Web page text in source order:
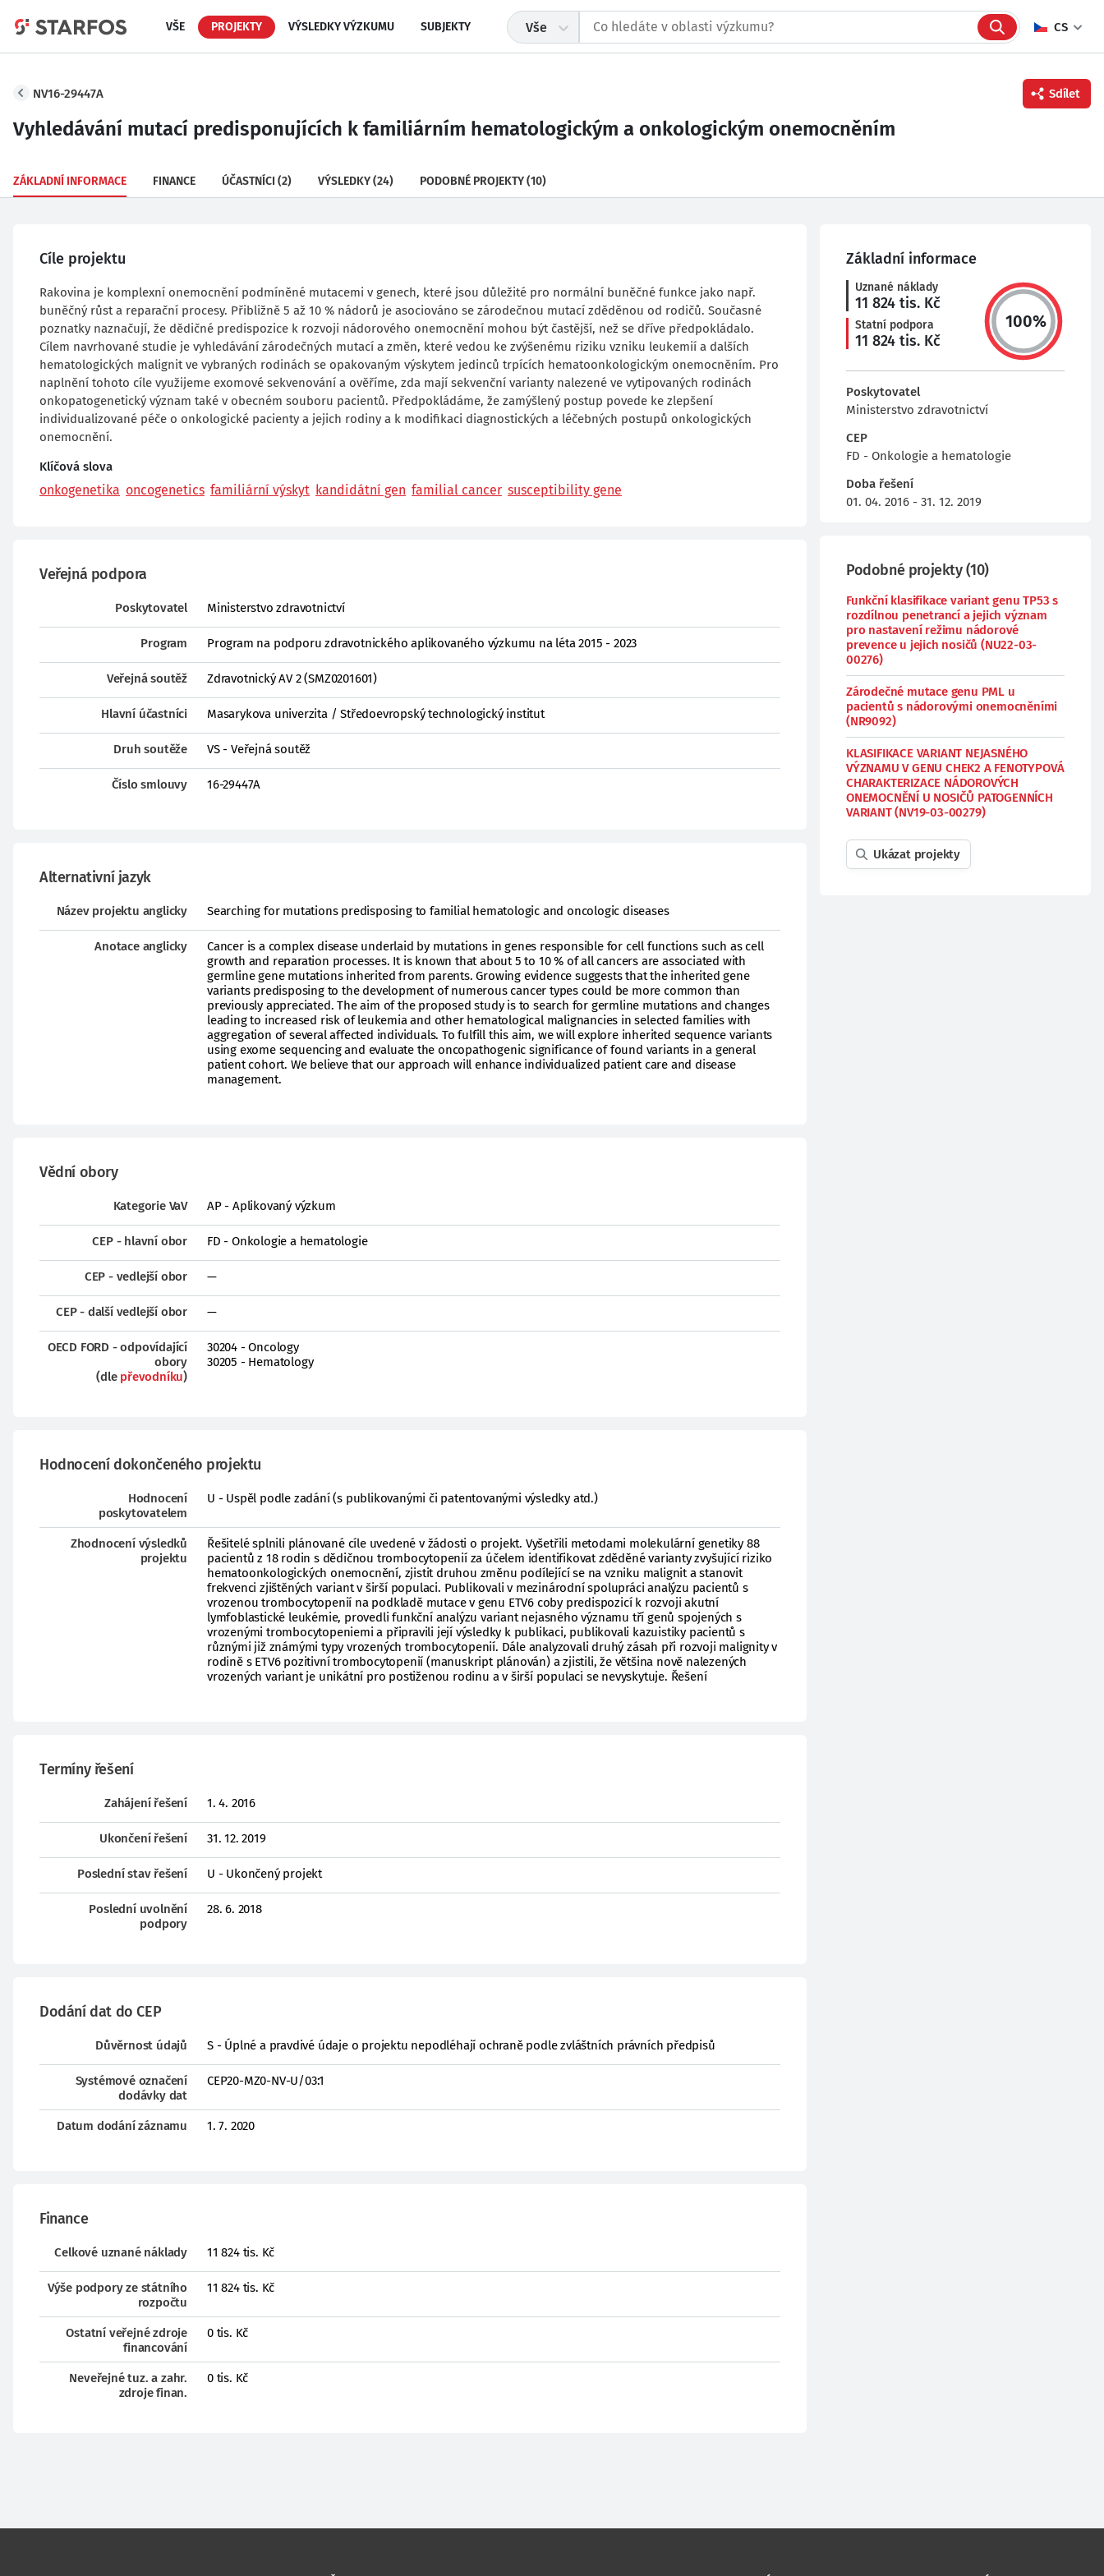
VŠE PROJEKTY VÝSLEDKY VÝZKUMU SUBJEKTY Vše CS
Twitter
NV16-29447A Sdílet
Vyhledávání mutací predisponujících k familiárním hematologickým a onkologickým onemocněním
ZÁKLADNÍ INFORMACE FINANCE ÚČASTNÍCI (2) VÝSLEDKY(24) PODOBNÉ PROJEKTY(10)
Cíle projektu
Rakovina je komplexní onemocnění podmíněné mutacemi v genech, které jsou důležité pro normální buněčné funkce jako např.
buněčný růst a reparační procesy. Přibližně 5 až 10 % nádorů je asociováno se zárodečnou mutací zděděnou od rodičů. Současné
poznatky naznačují, že dědičné predispozice k rozvoji nádorového onemocnění mohou být častější, než se dříve předpokládalo.
Cílem navrhované studie je vyhledávání zárodečných mutací a změn, které vedou ke zvýšenému riziku vzniku leukemií a dalších
hematologických malignit ve vybraných rodinách se opakovaným výskytem jedinců trpících hematoonkologickým onemocněním. Pro
naplnění tohoto cíle využijeme exomové sekvenování a ověříme, zda mají sekvenční varianty nalezené ve vytipovaných rodinách
onkopatogenetický význam také v obecném souboru pacientů. Předpokládáme, že zamýšlený postup povede ke zlepšení
individualizované péče o onkologické pacienty a jejich rodiny a k modifikaci diagnostických a léčebných postupů onkologických
onemocnění.
Klíčová slova
onkogenetika oncogenetics familiární výskyt kandidátní gen familial cancer susceptibility gene
Veřejná podpora
Poskytovatel Ministerstvo zdravotnictví
Program Program na podporu zdravotnického aplikovaného výzkumu na léta 2015 - 2023
Veřejná soutěž Zdravotnický AV 2 (SMZ0201601)
Hlavní účastníci Masarykova univerzita / Středoevropský technologický institut
Druh soutěže VS - Veřejná soutěž
Číslo smlouvy 16-29447A
Alternativní jazyk
Název projektu anglicky Searching for mutations predisposing to familial hematologic and oncologic diseases
Anotace anglicky
Cancer is a complex disease underlaid by mutations in genes responsible for cell functions such as cell
growth and reparation processes. It is known that about 5 to 10 % of all cancers are associated with
germline gene mutations inherited from parents. Growing evidence suggests that the inherited gene
variants predisposing to the development of numerous cancer types could be more common than
previously appreciated. The aim of the proposed study is to search for germline mutations and changes
leading to increased risk of leukemia and other hematological malignancies in selected families with
aggregation of several affected individuals. To fulfill this aim, we will explore inherited sequence variants
using exome sequencing and evaluate the oncopathogenic significance of found variants in a general
patient cohort. We believe that our approach will enhance individualized patient care and disease
management.
Vědní obory
Kategorie VaV AP - Aplikovaný výzkum
CEP - hlavní obor FD - Onkologie a hematologie
CEP - vedlejší obor —
CEP - další vedlejší obor —
OECD FORD - odpovídající
obory
(dle převodníku)
30204 - Oncology
30205 - Hematology
Hodnocení dokončeného projektu
Hodnocení
poskytovatelem
U - Uspěl podle zadání (s publikovanými či patentovanými výsledky atd.)
Zhodnocení výsledků
projektu
Řešitelé splnili plánované cíle uvedené v žádosti o projekt. Vyšetřili metodami molekulární genetiky 88
pacientů z 18 rodin s dědičnou trombocytopenií za účelem identifikovat zděděné varianty zvyšující riziko
hematoonkologických onemocnění, zjistit druhou změnu podílející se na vzniku malignit a stanovit
frekvenci zjištěných variant v širší populaci. Publikovali v mezinárodní spolupráci analýzu pacientů s
vrozenou trombocytopenií na podkladě mutace v genu ETV6 coby predispozicí k rozvoji akutní
lymfoblastické leukémie, provedli funkční analýzu variant nejasného významu tří genů spojených s
vrozenými trombocytopeniemi a připravili její výsledky k publikaci, publikovali kazuistiky pacientů s
různými již známými typy vrozených trombocytopenií. Dále analyzovali druhý zásah při rozvoji malignity v
rodině s ETV6 pozitivní trombocytopenií (manuskript plánován) a zjistili, že většina nově nalezených
vrozených variant je unikátní pro postiženou rodinu a v širší populaci se nevyskytuje. Řešení
Termíny řešení
Zahájení řešení 1. 4. 2016
Ukončení řešení 31. 12. 2019
Poslední stav řešení U - Ukončený projekt
Poslední uvolnění
podpory
28. 6. 2018
Dodání dat do CEP
Důvěrnost údajů S - Úplné a pravdivé údaje o projektu nepodléhají ochraně podle zvláštních právních předpisů
Systémové označení
dodávky dat
CEP20-MZ0-NV-U/03:1
Datum dodání záznamu 1. 7. 2020
Finance
Celkové uznané náklady 11 824 tis. Kč
Výše podpory ze státního
rozpočtu
11 824 tis. Kč
Ostatní veřejné zdroje
financování
0 tis. Kč
Neveřejné tuz. a zahr.
zdroje finan.
0 tis. Kč
Základní informace
Uznané náklady
11 824 tis. Kč
Statní podpora
11 824 tis. Kč
100%
Poskytovatel
Ministerstvo zdravotnictví
CEP
FD - Onkologie a hematologie
Doba řešení
01. 04. 2016 - 31. 12. 2019
Podobné projekty(10)
Funkční klasifikace variant genu TP53 s
rozdílnou penetrancí a jejich význam
pro nastavení režimu nádorové
prevence u jejich nosičů (NU22-03-
00276)
Zárodečné mutace genu PML u
pacientů s nádorovými onemocněními
(NR9092)
KLASIFIKACE VARIANT NEJASNÉHO
VÝZNAMU V GENU CHEK2 A FENOTYPOVÁ
CHARAKTERIZACE NÁDOROVÝCH
ONEMOCNĚNÍ U NOSIČŮ PATOGENNÍCH
VARIANT (NV19-03-00279)
Ukázat projekty